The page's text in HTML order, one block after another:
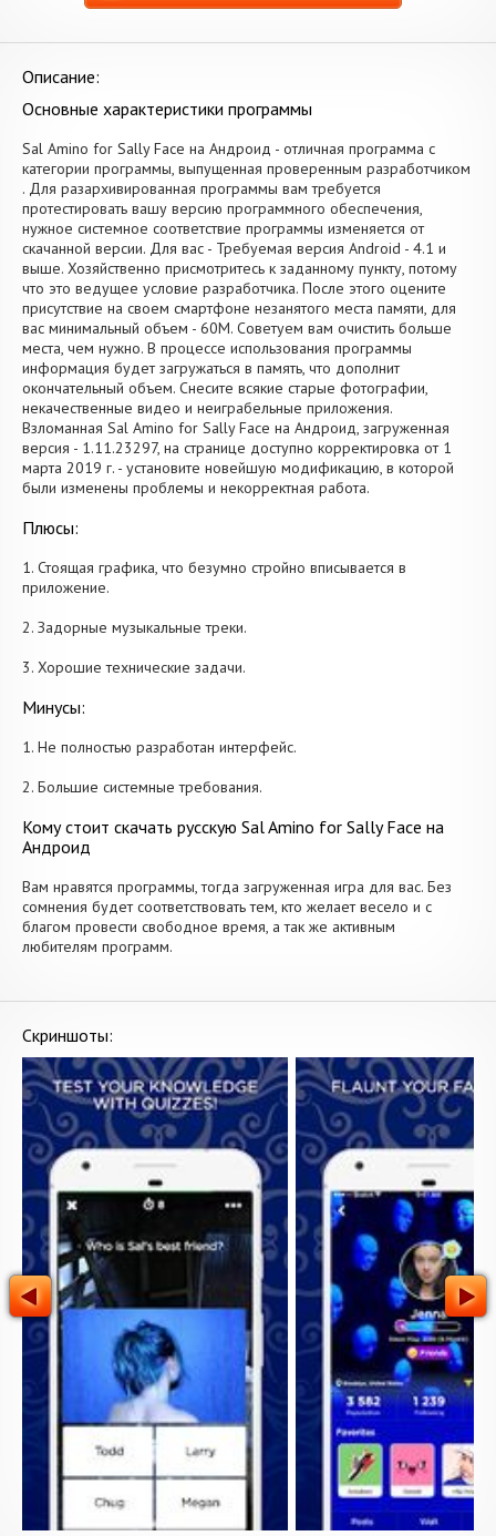
Описание:
Основные характеристики программы
Sal Amino for Sally Face на Андроид - отличная программа с
категории программы, выпущенная проверенным разработчиком
. Для разархивированная программы вам требуется
протестировать вашу версию программного обеспечения,
нужное системное соответствие программы изменяется от
скачанной версии. Для вас - Требуемая версия Android - 4.1 и
выше. Хозяйственно присмотритесь к заданному пункту, потому
что это ведущее условие разработчика. После этого оцените
присутствие на своем смартфоне незанятого места памяти, для
вас минимальный объем - 60M. Советуем вам очистить больше
места, чем нужно. В процессе использования программы
информация будет загружаться в память, что дополнит
окончательный объем. Снесите всякие старые фотографии,
некачественные видео и неиграбельные приложения.
Взломанная Sal Amino for Sally Face на Андроид, загруженная
версия - 1.11.23297, на странице доступно корректировка от 1
марта 2019 г. - установите новейшую модификацию, в которой
были изменены проблемы и некорректная работа.
Плюсы:
1. Стоящая графика, что безумно стройно вписывается в
приложение.
2. Задорные музыкальные треки.
3. Хорошие технические задачи.
Минусы:
1. Не полностью разработан интерфейс.
2. Большие системные требования.
Кому стоит скачать русскую Sal Amino for Sally Face на
Андроид
Вам нравятся программы, тогда загруженная игра для вас. Без
сомнения будет соответствовать тем, кто желает весело и с
благом провести свободное время, а так же активным
любителям программ.
Скриншоты: